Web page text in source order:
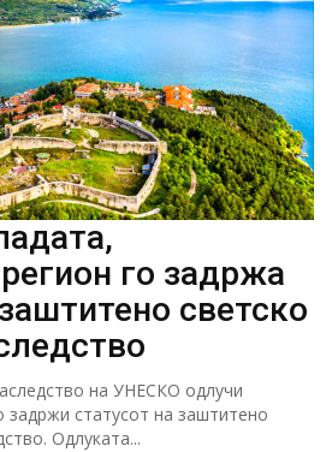
го задржа
светско
на УНЕСКО одлучи
задржи статусот на заштитено
Одлуката...